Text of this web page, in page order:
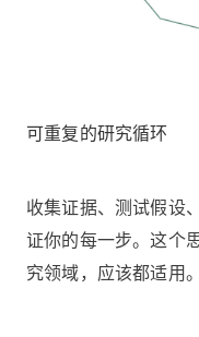
可重复的研究循环
收集证据、测试假设
证你的每一步。这个
究领域，应该都适用。